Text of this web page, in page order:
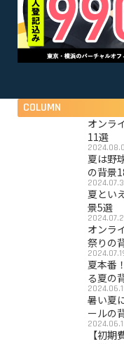
COLUMN
オンラ
11選
夏は野
の背景
夏とい
景5選
オンラ
祭りの
夏本番
る夏の
暑い夏
ールの
【初